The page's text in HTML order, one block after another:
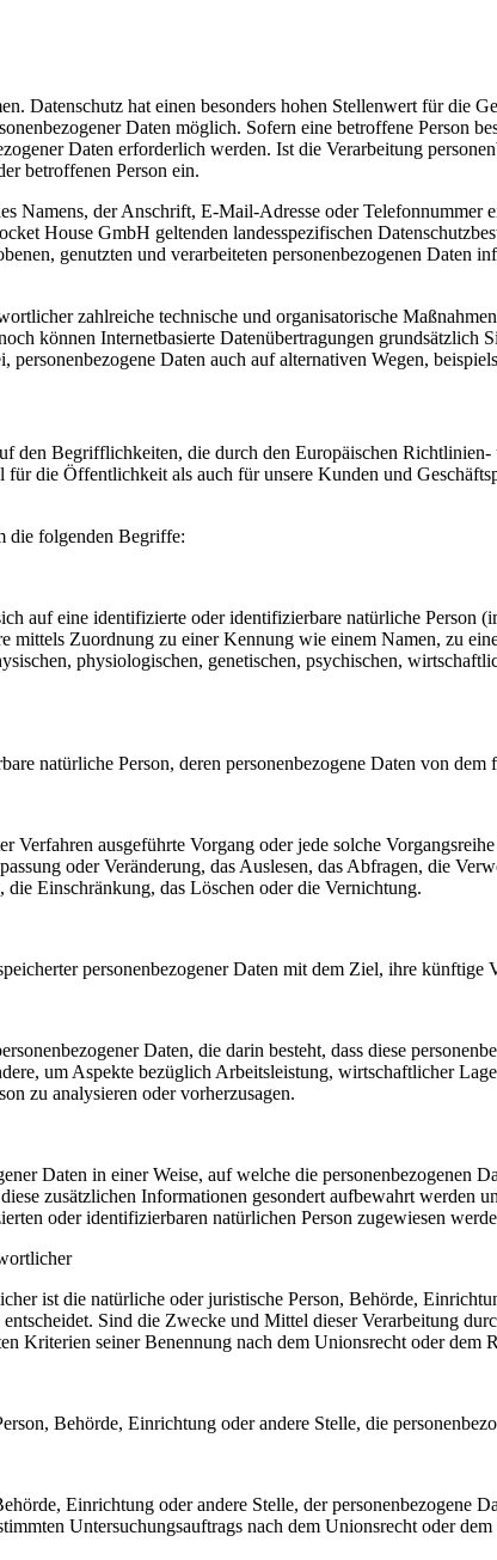
Datenschutz hat einen besonders hohen Stellenwert für die
Daten möglich. Sofern eine betroffene Person
Daten erforderlich werden. Ist die Verarbeitung
betroffenen Person ein.
Namens, der Anschrift, E-Mail-Adresse oder
House GmbH geltenden landesspezifischen
genutzten und verarbeiteten personenbezogenen Daten
zahlreiche technische und organisatorische
können Internetbasierte Datenübertragungen
Daten auch auf alternativen Wegen,
den Begrifflichkeiten, die durch den Europäischen
die Öffentlichkeit als auch für unsere Kunden und
die folgenden Begriffe:
auf eine identifizierte oder identifizierbare natürliche
mittels Zuordnung zu einer Kennung wie einem Namen, zu
physiologischen, genetischen, psychischen,
natürliche Person, deren personenbezogene Daten von
ausgeführte Vorgang oder jede solche
oder Veränderung, das Auslesen, das Abfragen, die
Einschränkung, das Löschen oder die Vernichtung.
personenbezogener Daten mit dem Ziel, ihre künftige
Daten, die darin besteht, dass diese
um Aspekte bezüglich Arbeitsleistung, wirtschaftlicher
zu analysieren oder vorherzusagen.
Daten in einer Weise, auf welche die
zusätzlichen Informationen gesondert aufbewahrt werden
oder identifizierbaren natürlichen Person zugewiesen
ist die natürliche oder juristische Person, Behörde,
Sind die Zwecke und Mittel dieser Verarbeitung
Kriterien seiner Benennung nach dem Unionsrecht oder dem
Behörde, Einrichtung oder andere Stelle, die
Einrichtung oder andere Stelle, der personenbezogene
Untersuchungsauftrags nach dem Unionsrecht oder